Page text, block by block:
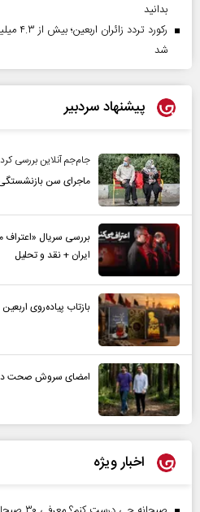
بدانید
رکورد
شد
پیشنهاد سردبیر
جام‌جم آنلاین بررسی کرد
ماجرای سن بازنشستگی ۵۵ و ۶۲ ساله
بررسی سریال «اعتراف
ایران + نقد و تحلیل
بازتاب پیاده‌روی
امضای سروش صحت در
اخبار ویژه